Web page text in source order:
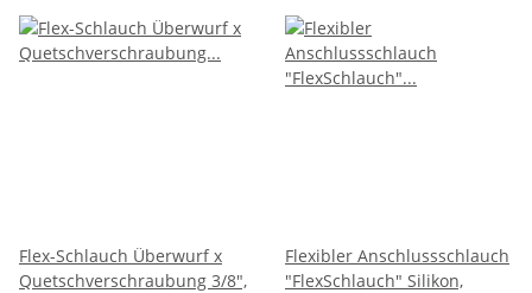
Flex-Schlauch Überwurf x
Quetschverschraubung 3/8",
Flexibler Anschlussschlauch
"FlexSchlauch" Silikon,